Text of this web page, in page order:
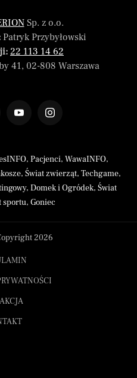
Sp. z o.o.
Patryk Przybyłowski
22 113 14 62
41, 02-808 Warszawa
, Pacjenci, WawaINFO,
, Świat zwierząt, Techgame,
, Domek i Ogródek, Świat
sportu, Goniec
2026